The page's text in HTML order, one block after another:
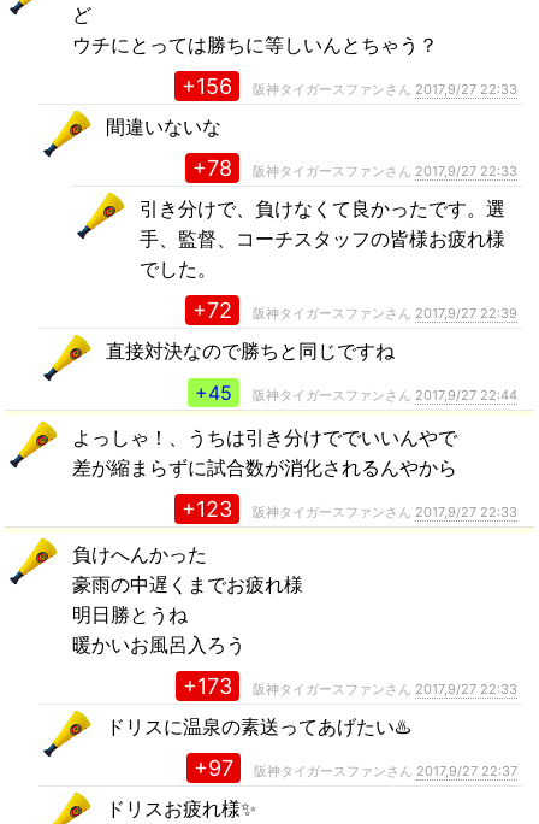
ど
ウチにとっては勝ちに等しいんとちゃう？
+156 阪神タイガースファンさん 2017,9/27 22:33
間違いないな
+78 阪神タイガースファンさん 2017,9/27 22:33
引き分けで、負けなくて良かったです。選
手、監督、コーチスタッフの皆様お疲れ様
でした。
+72 阪神タイガースファンさん 2017,9/27 22:39
直接対決なので勝ちと同じですね
+45
阪神タイガースファンさん 2017,9/27 22:44
よっしゃ！、うちは引き分けででいいんやで
差が縮まらずに試合数が消化されるんやから
+123 阪神タイガースファンさん 2017,9/27 22:33
負けへんかった
豪雨の中遅くまでお疲れ様
明日勝とうね
暖かいお風呂入ろう
+173 阪神タイガースファンさん 2017,9/27 22:33
ドリスに温泉の素送ってあげたい♨️
+97 阪神タイガースファンさん 2017,9/27 22:37
ドリスお疲れ様✨